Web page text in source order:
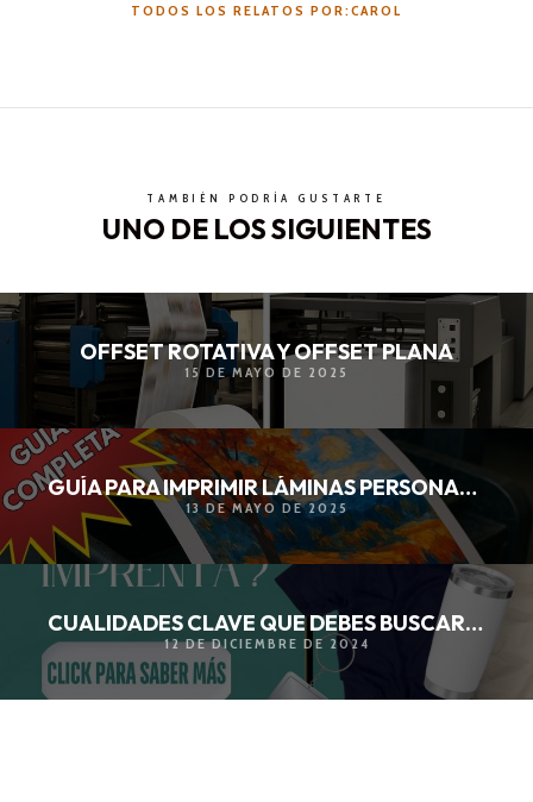
TODOS LOS RELATOS POR:CAROL
TAMBIÉN PODRÍA GUSTARTE
UNO DE LOS SIGUIENTES
OFFSET ROTATIVA Y OFFSET PLANA
15 DE MAYO DE 2025
GUÍA PARA IMPRIMIR LÁMINAS PERSONALIZADAS
13 DE MAYO DE 2025
CUALIDADES CLAVE QUE DEBES BUSCAR EN UNA IMPRENTA
12 DE DICIEMBRE DE 2024